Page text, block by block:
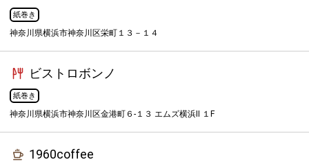
紙巻き
神奈川県横浜市神奈川区栄町１３－１４
ビストロボンノ
紙巻き
神奈川県横浜市神奈川区金港町６-１３ エムズ横浜Ⅱ １F
1960coffee